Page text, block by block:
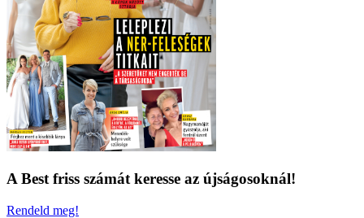
A Best friss számát keresse az újságosoknál!
Rendeld meg!